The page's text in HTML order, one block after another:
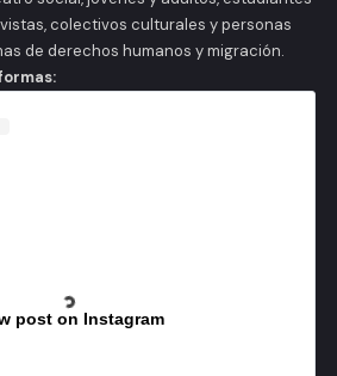
colectivos culturales y personas
de derechos humanos y migración.
post on Instagram